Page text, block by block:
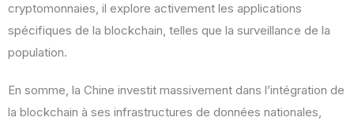
cryptomonnaies, il explore activement les applications
spécifiques de la blockchain, telles que la surveillance de la
population.
En somme, la Chine investit massivement dans l’intégration de
la blockchain à ses infrastructures de données nationales,